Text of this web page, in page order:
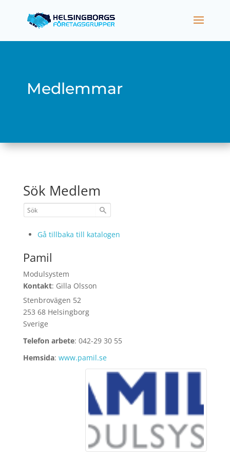
Medlemmar
Sök Medlem
Gå tillbaka till katalogen
Pamil
Modulsystem
Kontakt: Gilla Olsson
Stenbrovägen 52
253 68 Helsingborg
Sverige
Telefon arbete: 042-29 30 55
Hemsida: www.pamil.se